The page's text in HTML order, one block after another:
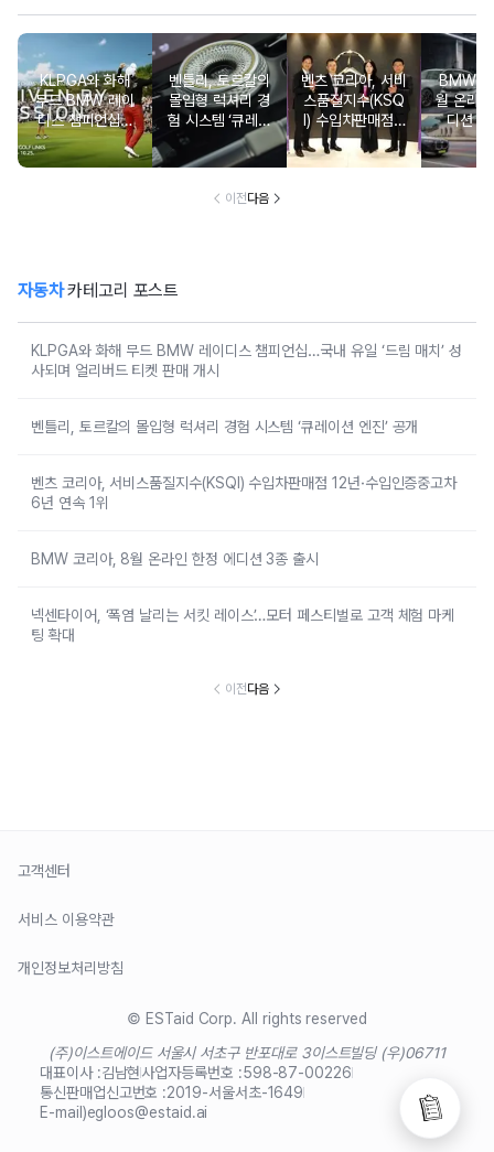
KLPGA와 화해
무드 BMW 레이
디스 챔피언십…
국내 유일 ‘드림
매치’ 성사되며 얼
벤틀리, 토르칼의
몰입형 럭셔리 경
험 시스템 ‘큐레이
션 엔진’ 공개
벤츠 코리아, 서비
스품질지수(KSQ
I) 수입차판매점 1
2년·수입인증중고
차 6년 연속 1위
BMW
월 온라
디션 3
이전다음
자동차카테고리 포스트
KLPGA와 화해 무드 BMW 레이디스 챔피언십…국내 유일 ‘드림 매치’ 성
사되며 얼리버드 티켓 판매 개시
벤틀리, 토르칼의 몰입형 럭셔리 경험 시스템 ‘큐레이션 엔진’ 공개
벤츠 코리아, 서비스품질지수(KSQI) 수입차판매점 12년·수입인증중고차
6년 연속 1위
BMW 코리아, 8월 온라인 한정 에디션 3종 출시
넥센타이어, ‘폭염 날리는 서킷 레이스’…모터 페스티벌로 고객 체험 마케
팅 확대
이전다음
고객센터
서비스 이용약관
개인정보처리방침
© ESTaid Corp. All rights reserved
(주)이스트에이드 서울시 서초구 반포대로 3이스트빌딩 (우)06711
대표이사 :김남현사업자등록번호 :598-87-00226
통신판매업신고번호 :2019-서울서초-1649
E-mail)egloos@estaid.ai